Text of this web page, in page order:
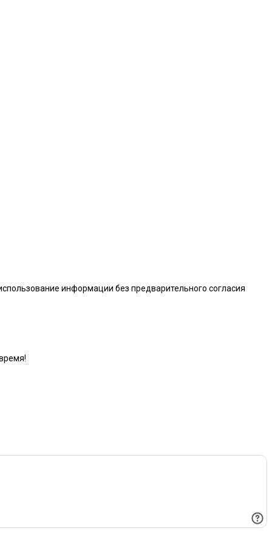
информации без предварительного согласия